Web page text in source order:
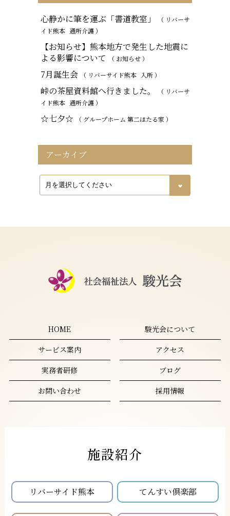
心静かに筆を運ぶ「書道教室」
（ リバーサ
イド熊本 通所介護）
【お知らせ】熊本地方で発生した地震に
よる影響について
（ お知らせ ）
7月誕生会 （ リバーサイド熊本 入所）
峠の茶屋資料館へ行きました。
（ リバーサ
イド熊本 通所介護）
☆七夕☆ （ グループホーム 第二ほたる家 ）
アーカイブ
HOME
駿光会について
サービス案内
アクセス
実務者研修
ブログ
お問い合わせ
採用情報
施設紹介
リバーサイド熊本 てんすい倶楽部